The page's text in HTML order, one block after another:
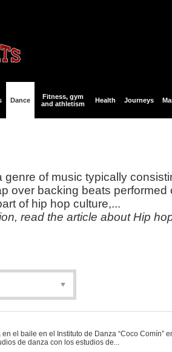
Dance
Fitness, gym
and athletism
Health Journeys
genre of music typically
over backing beats performed
of hip hop culture,...
read the article about Hip
el baile en el Instituto de Danza “Coco Comín”
de danza con los estudios de...